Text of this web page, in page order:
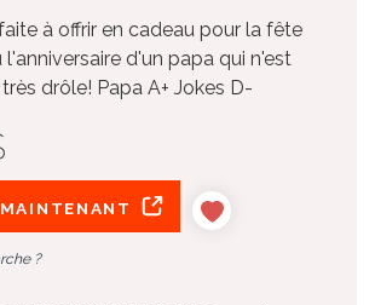
à offrir en cadeau pour la fête
l'anniversaire d'un papa qui n'est
drôle! Papa A+ Jokes D-
?